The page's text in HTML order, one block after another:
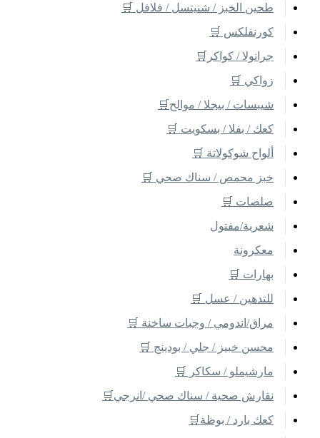
طحين الخبز / شنيتسل / فلافل 🛒
كورنفلكس 🛒
جرانولا / كواكر🛒
زواكي 🛒
شيبسات / بيجلا / موالح🛒
كعك / بفلا / بسكويت 🛒
ألواح شوكولاتة 🛒
خبز محمص / سناك صحي 🛒
صلصات 🛒
شعرية/مفتول
معكرونة
بهارات 🛒
للتدهين / عسل 🛒
مراق/اندومي / وجبات ساخنة 🛒
محسن خبيز / جلي / بودينج 🛒
مارشيملو / سكاكر 🛒
نقارش صحية / سناك صحي /انرجي🛒
كعك بارد / بوظة🛒